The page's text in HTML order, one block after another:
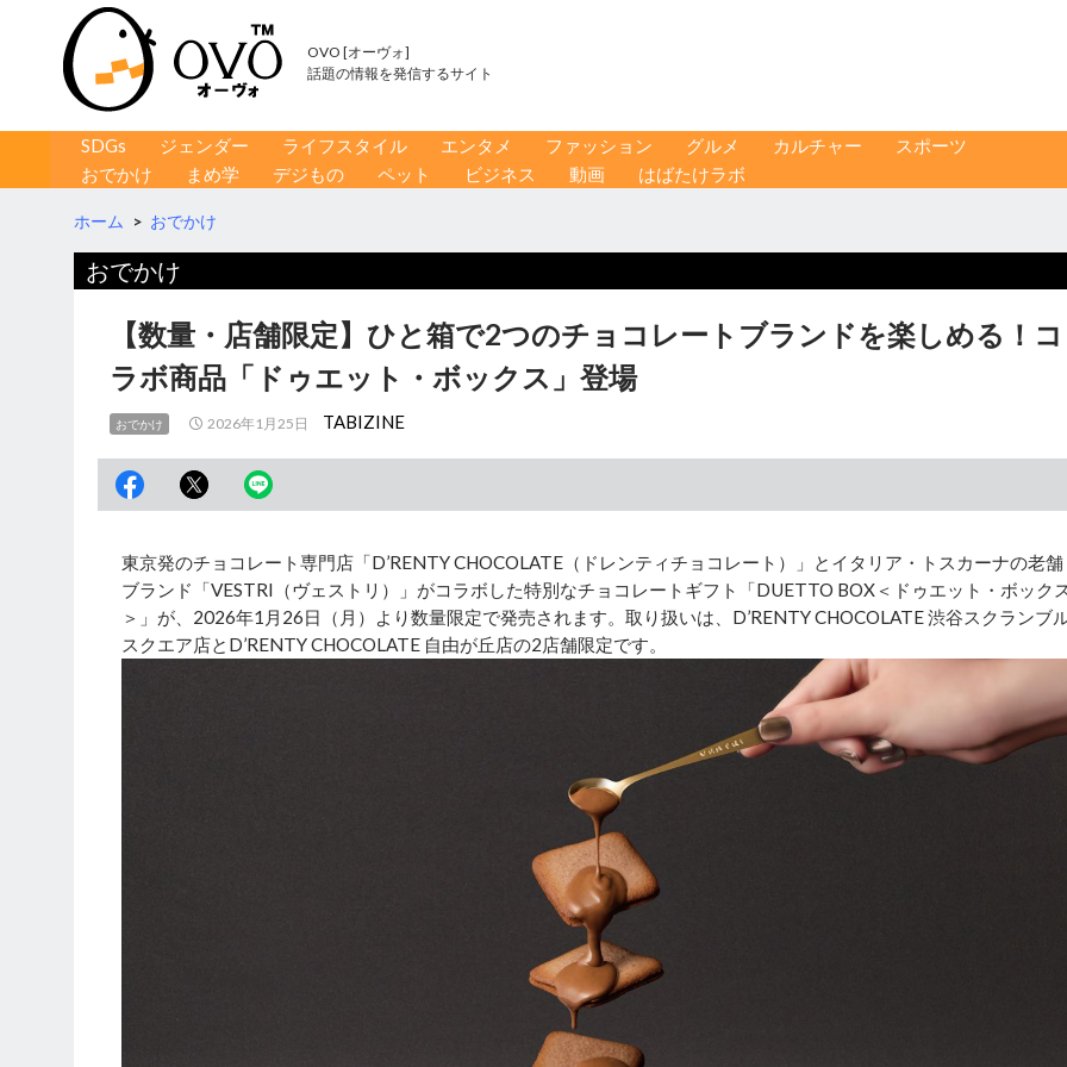
OVO [オーヴォ]
話題の情報を発信するサイト
コンテンツへ移動
SDGs ジェンダー ライフスタイル エンタメ ファッション グルメ カルチャー
スポーツ
おでかけ
まめ学 デジもの ペット ビジネス 動画 はばたけラボ
ホーム > おでかけ
おでかけ
【数量・店舗限定】ひと箱で2つのチョコレートブランドを楽しめる！コ
ラボ商品「ドゥエット・ボックス」登場
おでかけ 2026年1月25日 TABIZINE
東京発のチョコレート専門店「D’RENTY CHOCOLATE（ドレンティチョコレート）」とイタリア・トスカーナの老舗
ブランド「VESTRI（ヴェストリ）」がコラボした特別なチョコレートギフト「DUETTO BOX＜ドゥエット・ボック
＞」が、2026年1月26日（月）より数量限定で発売されます。取り扱いは、D’RENTY CHOCOLATE 渋谷スクランブ
スクエア店とD’RENTY CHOCOLATE 自由が丘店の2店舗限定です。